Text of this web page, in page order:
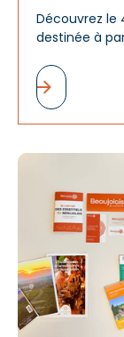
Découvrez le
destinée à
de la vision de